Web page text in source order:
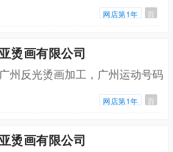
网店第1年 百
烫画有限公司
州反光烫画加工，广州运动号码
网店第1年 百
烫画有限公司